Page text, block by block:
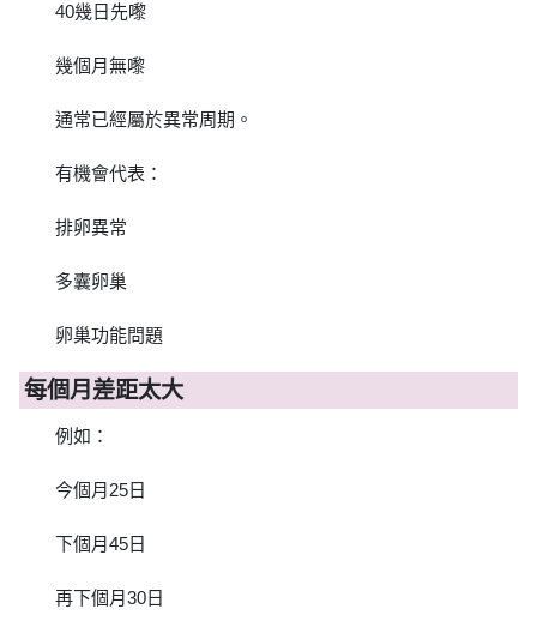
40幾日先嚟
幾個月無嚟
通常已經屬於異常周期。
有機會代表：
排卵異常
多囊卵巢
卵巢功能問題
每個月差距太大
例如：
今個月25日
下個月45日
再下個月30日